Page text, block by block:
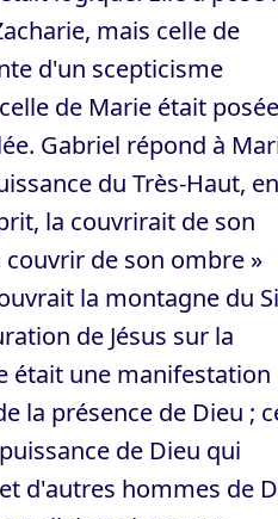
mais celle de
d'un scepticisme
de Marie était posée
Gabriel répond à
du Très-Haut,
la couvrirait de son
couvrir de son ombre »
la montagne du
de Jésus sur la
était une manifestation
la présence de Dieu ;
de Dieu qui
d'autres hommes de